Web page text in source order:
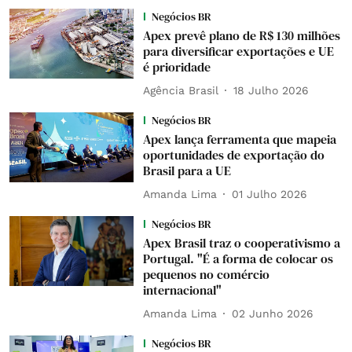
Negócios BR
Apex prevê plano de R$ 130 milhões
para diversificar exportações e UE
é prioridade
Agência Brasil 18 Julho 2026
Negócios BR
Apex lança ferramenta que mapeia
oportunidades de exportação do
Brasil para a UE
Amanda Lima 01 Julho 2026
Negócios BR
Apex Brasil traz o cooperativismo a
Portugal. "É a forma de colocar os
pequenos no comércio
internacional"
Amanda Lima 02 Junho 2026
Negócios BR